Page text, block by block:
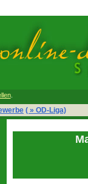
.
( » OD-Liga)